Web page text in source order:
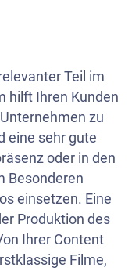
Teil im
hilft Ihren Kunden
zu
eine sehr gute
oder in den
Besonderen
einsetzen. Eine
Produktion des
Ihrer Content
Filme,